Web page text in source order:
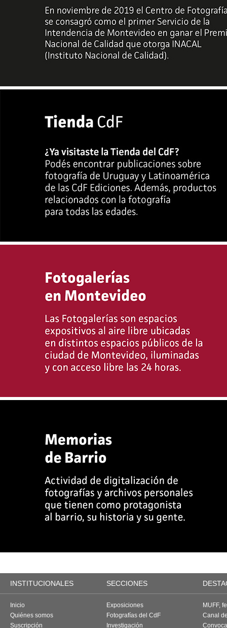
INSTITUCIONALES SECCIONES
Inicio
Quiénes somos
Suscripción
Exposiciones
Fotografías del CdF
Investigación
MUFF,
Canal